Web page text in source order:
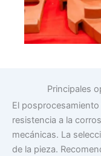
Principales
El
resistencia a la
mecánicas. La
de la pieza.